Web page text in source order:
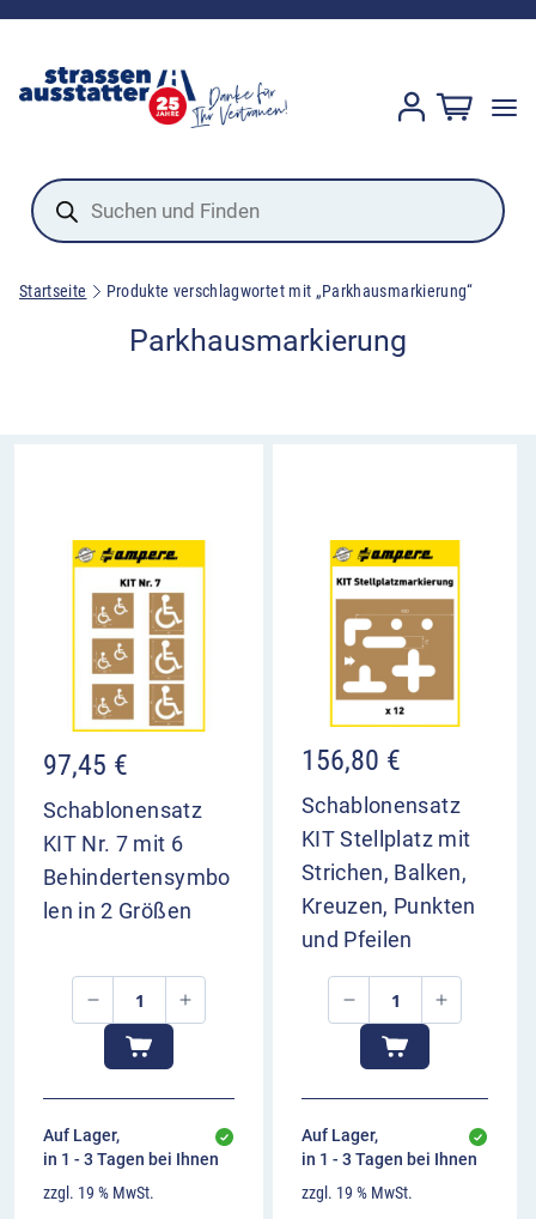
Products
search
Startseite Produkte verschlagwortet mit „Parkhausmarkierung“
Parkhausmarkierung
97,45 €
Schablonensatz
KIT Nr. 7 mit 6
Behindertensymbo
len in 2 Größen
Auf Lager,
in 1 - 3 Tagen bei Ihnen
zzgl. 19 % MwSt.
156,80 €
Schablonensatz
KIT Stellplatz mit
Strichen, Balken,
Kreuzen, Punkten
und Pfeilen
Auf Lager,
in 1 - 3 Tagen bei Ihnen
zzgl. 19 % MwSt.